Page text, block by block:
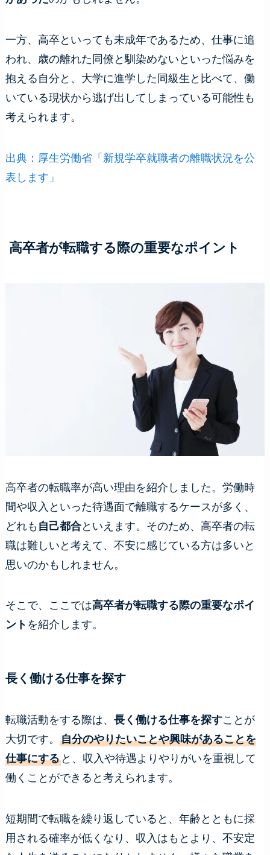
一方、高卒といっても未成年であるため、仕事に追
われ、歳の離れた同僚と馴染めないといった悩みを
抱える自分と、大学に進学した同級生と比べて、働
いている現状から逃げ出してしまっている可能性も
考えられます。
出典：厚生労働省「新規学卒就職者の離職状況を公
表します」
高卒者が転職する際の重要なポイント
高卒者の転職率が高い理由を紹介しました。労働時
間や収入といった待遇面で離職するケースが多く、
どれも 自己都合といえます。そのため、高卒者の転
職は難しいと考えて、不安に感じている方は多いと
思いのかもしれません。
そこで、ここでは高卒者が転職する際の重要なポイ
ント を紹介します。
長く働ける仕事を探す
転職活動をする際は、 長く働ける仕事を探すことが
大切です。 自分のやりたいことや興味があることを
仕事にすると、収入や待遇よりやりがいを重視して
働くことができると考えられます。
短期間で転職を繰り返していると、年齢とともに採
用される確率が低くなり、収入はもとより、不安定